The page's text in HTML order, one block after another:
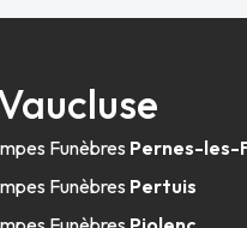
Funèbres Pernes-les-
Funèbres Pertuis